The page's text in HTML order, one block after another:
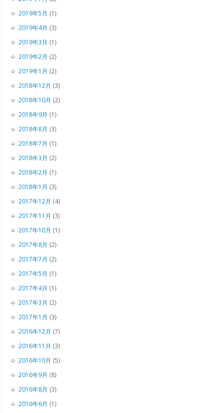
2019年5月 (1)
2019年4月 (3)
2019年3月 (1)
2019年2月 (2)
2019年1月 (2)
2018年12月 (3)
2018年10月 (2)
2018年9月 (1)
2018年8月 (3)
2018年7月 (1)
2018年3月 (2)
2018年2月 (1)
2018年1月 (3)
2017年12月 (4)
2017年11月 (3)
2017年10月 (1)
2017年8月 (2)
2017年7月 (2)
2017年5月 (1)
2017年4月 (1)
2017年3月 (2)
2017年1月 (3)
2016年12月 (7)
2016年11月 (3)
2016年10月 (5)
2016年9月 (8)
2016年8月 (3)
2016年6月 (1)